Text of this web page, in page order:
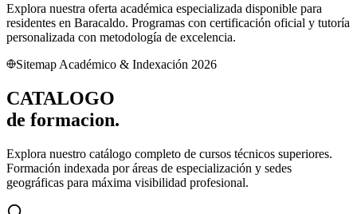
Explora nuestra oferta académica especializada disponible para
residentes en Baracaldo. Programas con certificación oficial y tutoría
personalizada con metodología de excelencia.
Sitemap Académico & Indexación 2026
CATALOGO
de formacion.
Explora nuestro catálogo completo de cursos técnicos superiores.
Formación indexada por áreas de especialización y sedes
geográficas para máxima visibilidad profesional.